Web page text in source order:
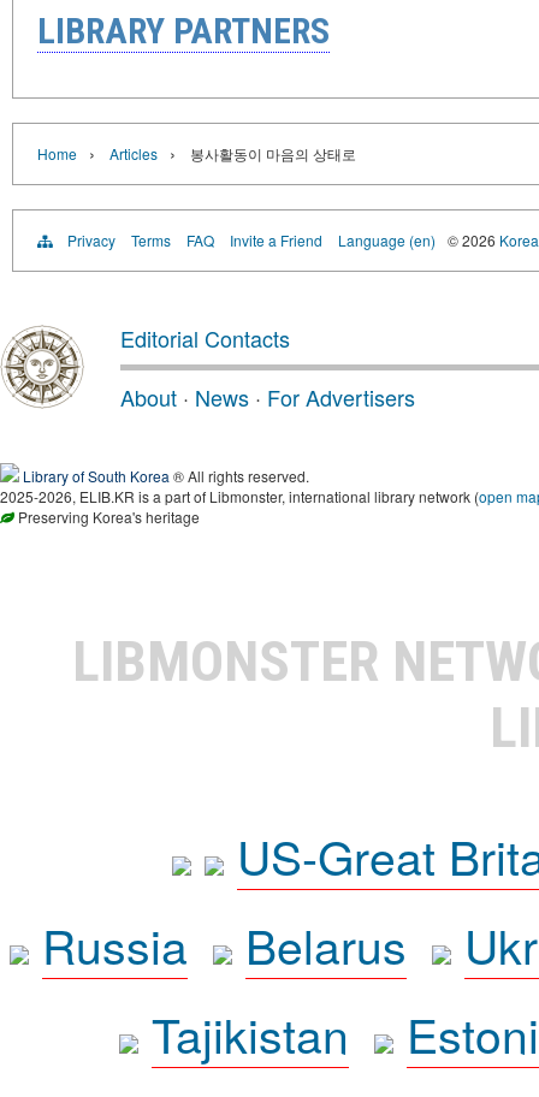
LIBRARY PARTNERS
Home › Articles › 봉사활동이 마음의 상태로
Privacy Terms FAQ Invite a Friend Language (en) © 2026
Editorial Contacts
About · News · For Advertisers
Library of South Korea ® All rights reserved.
2025-2026, ELIB.KR is a part of Libmonster, international library network (open
Preserving Korea's heritage
LIBMONSTER
US-Great
Russia
Belarus
Tajikistan